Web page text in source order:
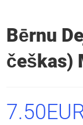
Bērnu
češkas)